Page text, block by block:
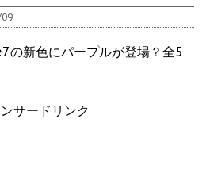
サードリンク